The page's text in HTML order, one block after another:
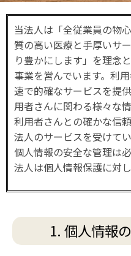
当法人は「全従業員の物
質の高い医療と手厚いサ
り豊かにします」を理念
事業を営んでいます。利
速で的確なサービスを提
用者さんに関わる様々な
利用者さんとの確かな信
法人のサービスを受けて
個人情報の安全な管理は
法人は個人情報保護に対
1. 個人情報